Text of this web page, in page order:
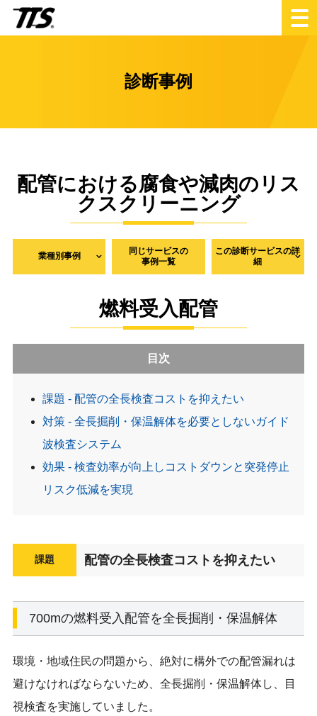
診断事例
配管における腐食や減肉のリス
クスクリーニング
業種別事例
同じサービスの
事例一覧
この診断サービスの詳
細
燃料受入配管
目次
課題 - 配管の全長検査コストを抑えたい
対策 - 全長掘削・保温解体を必要としないガイド
波検査システム
効果 - 検査効率が向上しコストダウンと突発停止
リスク低減を実現
課題 配管の全長検査コストを抑えたい
700mの燃料受入配管を全長掘削・保温解体
環境・地域住民の問題から、絶対に構外での配管漏れは
避けなければならないため、全長掘削・保温解体し、目
視検査を実施していました。